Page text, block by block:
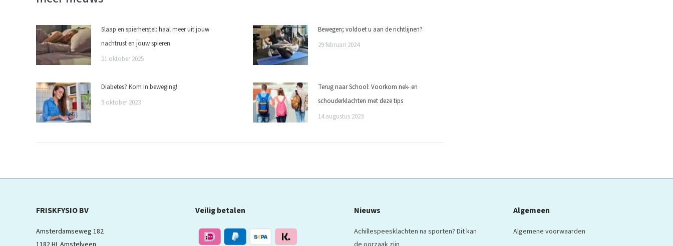
Slaap en spierherstel: haal meer uit jouw
nachtrust en jouw spieren
21 oktober 2025
Bewegen; voldoet u aan de richtlijnen?
29 februari 2024
Diabetes? Kom in beweging!
9 oktober 2023
Terug naar School: Voorkom nek- en
schouderklachten met deze tips
14 augustus 2023
FRISKFYSIO BV
Amsterdamseweg 182
Veilig betalen Nieuws
Achillespeesklachten na sporten? Dit kan
Algemeen
Algemene voorwaarden